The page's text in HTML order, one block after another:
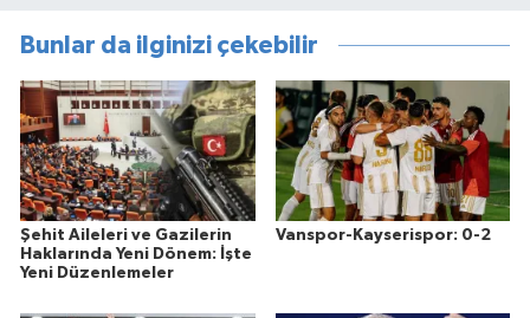
Bunlar da ilginizi çekebilir
Şehit Aileleri ve Gazilerin
Haklarında Yeni Dönem: İşte
Yeni Düzenlemeler
Vanspor-Kayserispor: 0-2